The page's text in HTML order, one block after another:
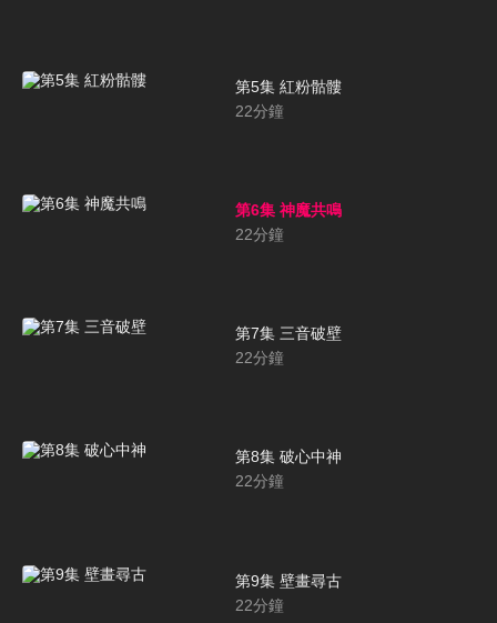
第5集 紅粉骷髏
22分鐘
第6集 神魔共鳴
22分鐘
第7集 三音破壁
22分鐘
第8集 破心中神
22分鐘
第9集 壁畫尋古
22分鐘